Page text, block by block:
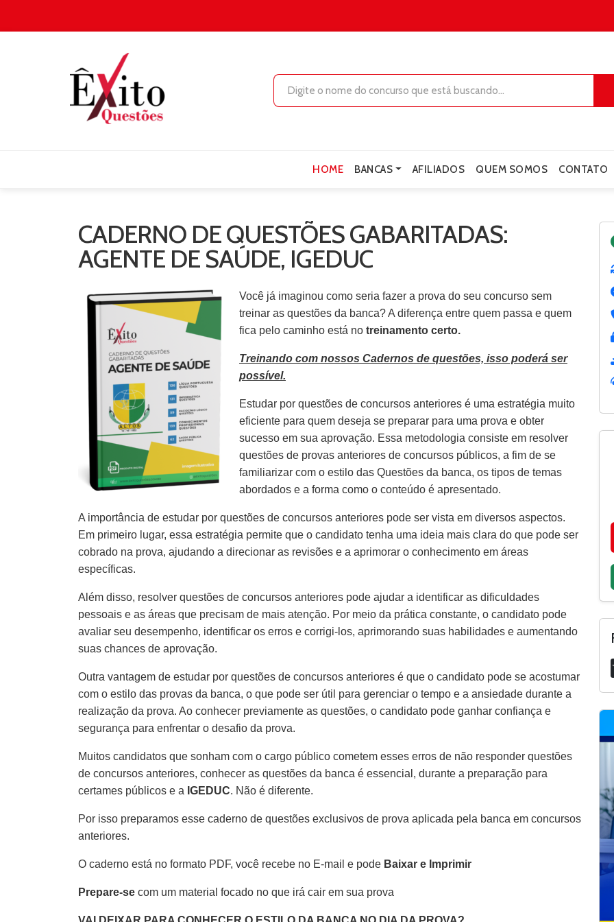
HOME BANCAS AFILIADOS QUEM SOMOS CONTATO
CADERNO DE QUESTÕES GABARITADAS:
AGENTE DE SAÚDE, IGEDUC
Você já imaginou como seria fazer a prova do seu concurso sem
treinar as questões da banca? A diferença entre quem passa e quem
fica pelo caminho está no treinamento certo.
Treinando com nossos Cadernos de questões, isso poderá ser
possível.
Estudar por questões de concursos anteriores é uma estratégia muito
eficiente para quem deseja se preparar para uma prova e obter
sucesso em sua aprovação. Essa metodologia consiste em resolver
questões de provas anteriores de concursos públicos, a fim de se
familiarizar com o estilo das Questões da banca, os tipos de temas
abordados e a forma como o conteúdo é apresentado.
A importância de estudar por questões de concursos anteriores pode ser vista em diversos aspectos.
Em primeiro lugar, essa estratégia permite que o candidato tenha uma ideia mais clara do que pode ser
cobrado na prova, ajudando a direcionar as revisões e a aprimorar o conhecimento em áreas
específicas.
Além disso, resolver questões de concursos anteriores pode ajudar a identificar as dificuldades
pessoais e as áreas que precisam de mais atenção. Por meio da prática constante, o candidato pode
avaliar seu desempenho, identificar os erros e corrigi-los, aprimorando suas habilidades e aumentando
suas chances de aprovação.
Outra vantagem de estudar por questões de concursos anteriores é que o candidato pode se acostumar
com o estilo das provas da banca, o que pode ser útil para gerenciar o tempo e a ansiedade durante a
realização da prova. Ao conhecer previamente as questões, o candidato pode ganhar confiança e
segurança para enfrentar o desafio da prova.
Muitos candidatos que sonham com o cargo público cometem esses erros de não responder questões
de concursos anteriores, conhecer as questões da banca é essencial, durante a preparação para
certames públicos e a IGEDUC. Não é diferente.
Por isso preparamos esse caderno de questões exclusivos de prova aplicada pela banca em concursos
anteriores.
O caderno está no formato PDF, você recebe no E-mail e pode Baixar e Imprimir
Prepare-se com um material focado no que irá cair em sua prova